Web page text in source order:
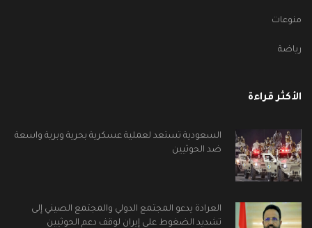
منوعات
رياضة
الأكثر قراءة
السعودية تستعد لعملية عسكرية بحرية وبرية واسعة
ضد الحوثيين
العرادة يدعو المجتمع الدولي والمجتمع الصيني إلى
تشديد الضغوط على إيران لوقف دعم الحوثيين